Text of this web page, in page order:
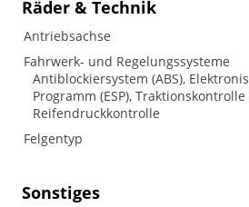
Räder & Technik
Antriebsachse
Fahrwerk- und Regelungssysteme
Antiblockiersystem (ABS),
Programm (ESP), Traktionskontrolle
Reifendruckkontrolle
Felgentyp
Sonstiges